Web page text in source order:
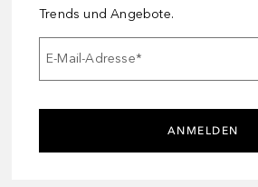
Trends und Angebote.
E-Mail-Adresse*
ANMELDEN